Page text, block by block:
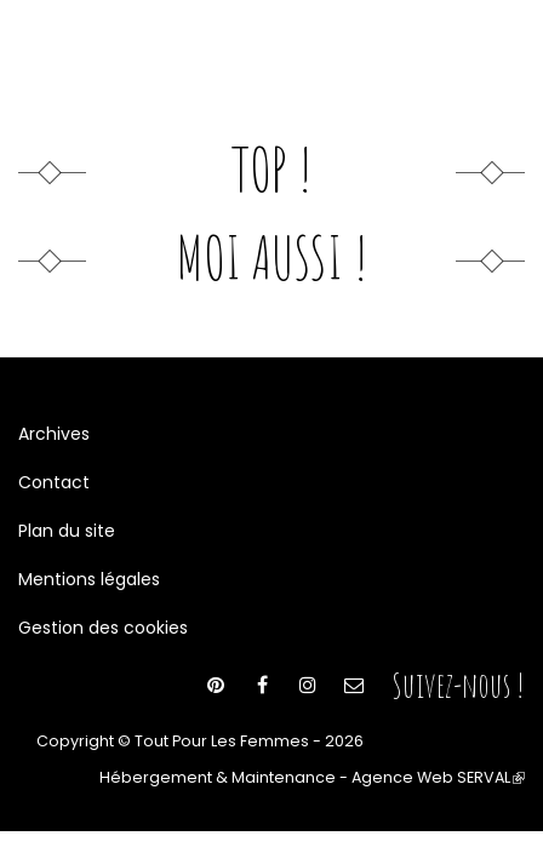
TOP !
MOI AUSSI !
Archives
Contact
Plan du site
Mentions légales
Gestion des cookies
Suivez-nous !
Copyright © Tout Pour Les Femmes - 2026
Hébergement & Maintenance - Agence Web SERVAL(le